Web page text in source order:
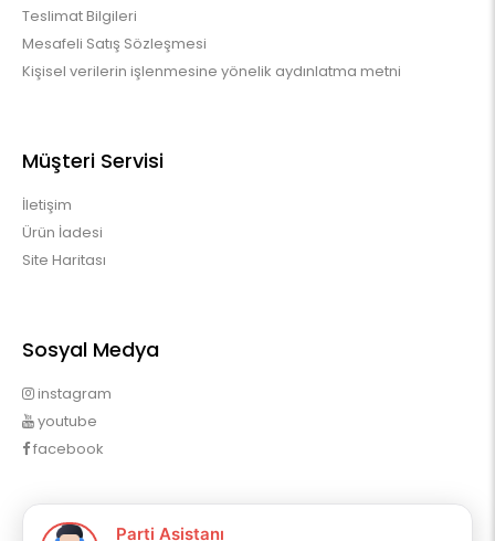
Teslimat Bilgileri
Mesafeli Satış Sözleşmesi
Kişisel verilerin işlenmesine yönelik aydınlatma metni
Müşteri Servisi
İletişim
Ürün İadesi
Site Haritası
Sosyal Medya
instagram
youtube
facebook